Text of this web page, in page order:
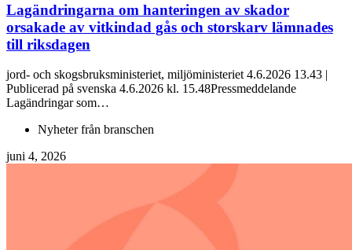
Lagändringarna om hanteringen av skador
orsakade av vitkindad gås och storskarv lämnades
till riksdagen
jord- och skogsbruksministeriet, miljöministeriet 4.6.2026 13.43 |
Publicerad på svenska 4.6.2026 kl. 15.48Pressmeddelande
Lagändringar som…
Nyheter från branschen
juni 4, 2026